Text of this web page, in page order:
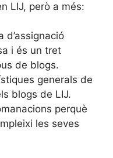
LIJ, però a més:
d’assignació
i és un tret
de blogs.
generals de
blogs de LIJ.
perquè
les seves